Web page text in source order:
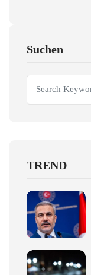
Suchen
TREND